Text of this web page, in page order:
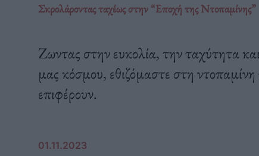
Σκρολάροντας ταχέως στην “Εποχή της Ντοπαμίνης”
Ζωντας στην ευκολία, την ταχύτητα
μας κόσμου, εθιζόμαστε στη
επιφέρουν.
01.11.2023